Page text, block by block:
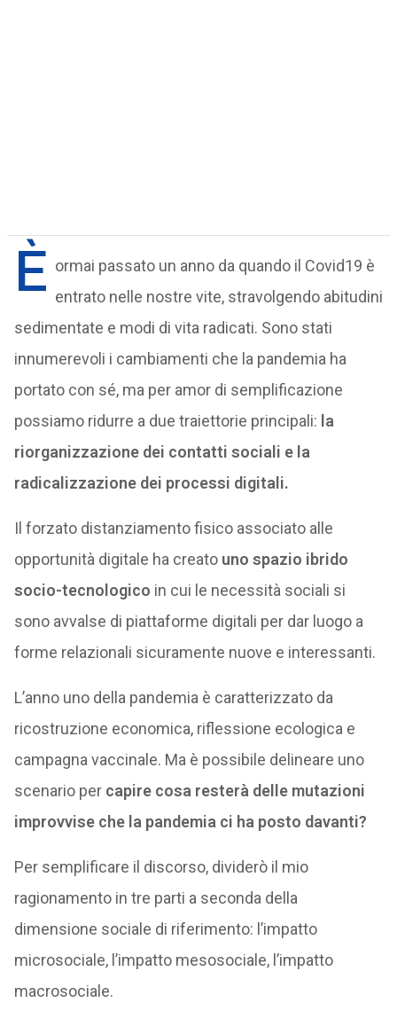
È ormai passato un anno da quando il Covid19 è
entrato nelle nostre vite, stravolgendo abitudini
sedimentate e modi di vita radicati. Sono stati
innumerevoli i cambiamenti che la pandemia ha
portato con sé, ma per amor di semplificazione
possiamo ridurre a due traiettorie principali: la
riorganizzazione dei contatti sociali e la
radicalizzazione dei processi digitali.
Il forzato distanziamento fisico associato alle
opportunità digitale ha creato uno spazio ibrido
socio-tecnologico in cui le necessità sociali si
sono avvalse di piattaforme digitali per dar luogo a
forme relazionali sicuramente nuove e interessanti.
L’anno uno della pandemia è caratterizzato da
ricostruzione economica, riflessione ecologica e
campagna vaccinale. Ma è possibile delineare uno
scenario per capire cosa resterà delle mutazioni
improvvise che la pandemia ci ha posto davanti?
Per semplificare il discorso, dividerò il mio
ragionamento in tre parti a seconda della
dimensione sociale di riferimento: l’impatto
microsociale, l’impatto mesosociale, l’impatto
macrosociale.